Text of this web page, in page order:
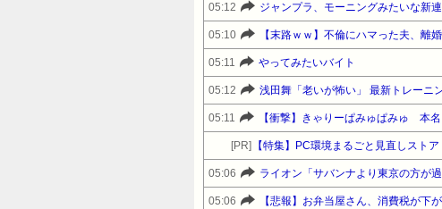
05:12 ジャンプラ、モーニングみたいな新
05:10 【末路ｗｗ】不倫にハマった夫、離
05:11 やってみたいバイト
05:12 浅田舞「老いが怖い」 最新トレーニ
05:11 【衝撃】きゃりーぱみゅぱみゅ 本
[PR] 【特集】PC環境まるごと見直しストア
05:06 ライオン「サバンナより東京の方が
05:06 【悲報】お弁当屋さん、消費税が下